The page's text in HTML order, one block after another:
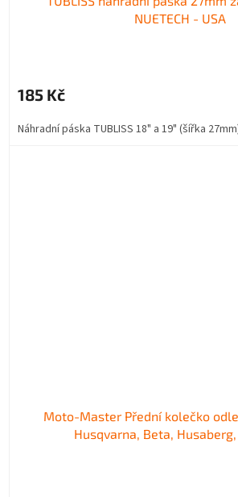
NUETECH - USA
185 Kč
Náhradní páska TUBLISS 18" a 19" (šířka
Moto-Master Přední kolečko
Husqvarna, Beta, Husaberg,